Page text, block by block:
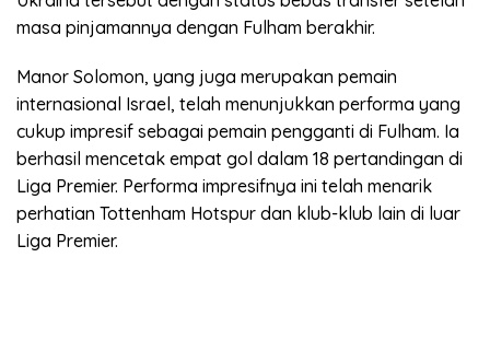
masa pinjamannya dengan Fulham berakhir.
Manor Solomon, yang juga merupakan pemain
internasional Israel, telah menunjukkan performa yang
cukup impresif sebagai pemain pengganti di Fulham. Ia
berhasil mencetak empat gol dalam 18 pertandingan di
Liga Premier. Performa impresifnya ini telah menarik
perhatian Tottenham Hotspur dan klub-klub lain di luar
Liga Premier.